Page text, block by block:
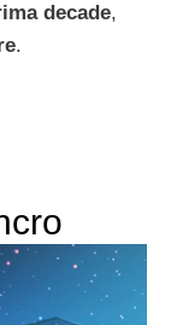
decade,
.